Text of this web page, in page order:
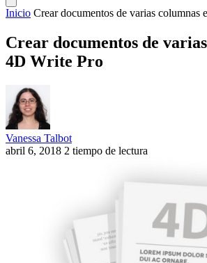
Inicio Crear documentos de varias columnas
Crear documentos de
4D Write Pro
Vanessa Talbot
abril 6, 2018 2 tiempo de lectura